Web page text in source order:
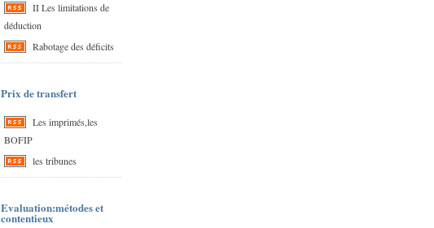
II Les limitations de
déduction
Rabotage des déficits
Prix de transfert
Les imprimés,les
BOFIP
les tribunes
Evaluation:métodes et
contentieux